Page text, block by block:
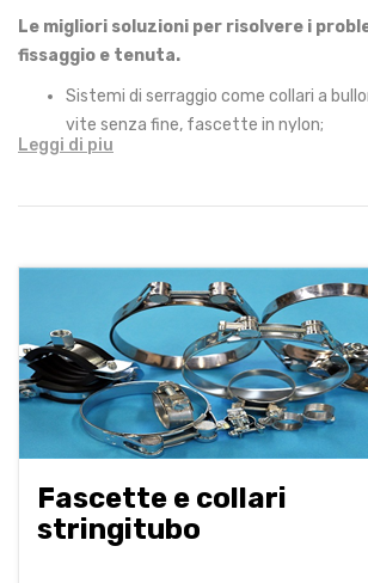
Le migliori soluzioni per risolvere i
fissaggio e tenuta.
Sistemi di serraggio come collari a
vite senza fine, fascette in nylon;
Raccordi in metallo per tubi di gomma
Raccordi in Poliammide PA 66 della
Leggi di piu
Fascette e collari
stringitubo